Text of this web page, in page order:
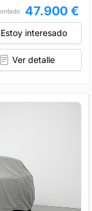
47.900 €
Estoy interesado
Ver detalle